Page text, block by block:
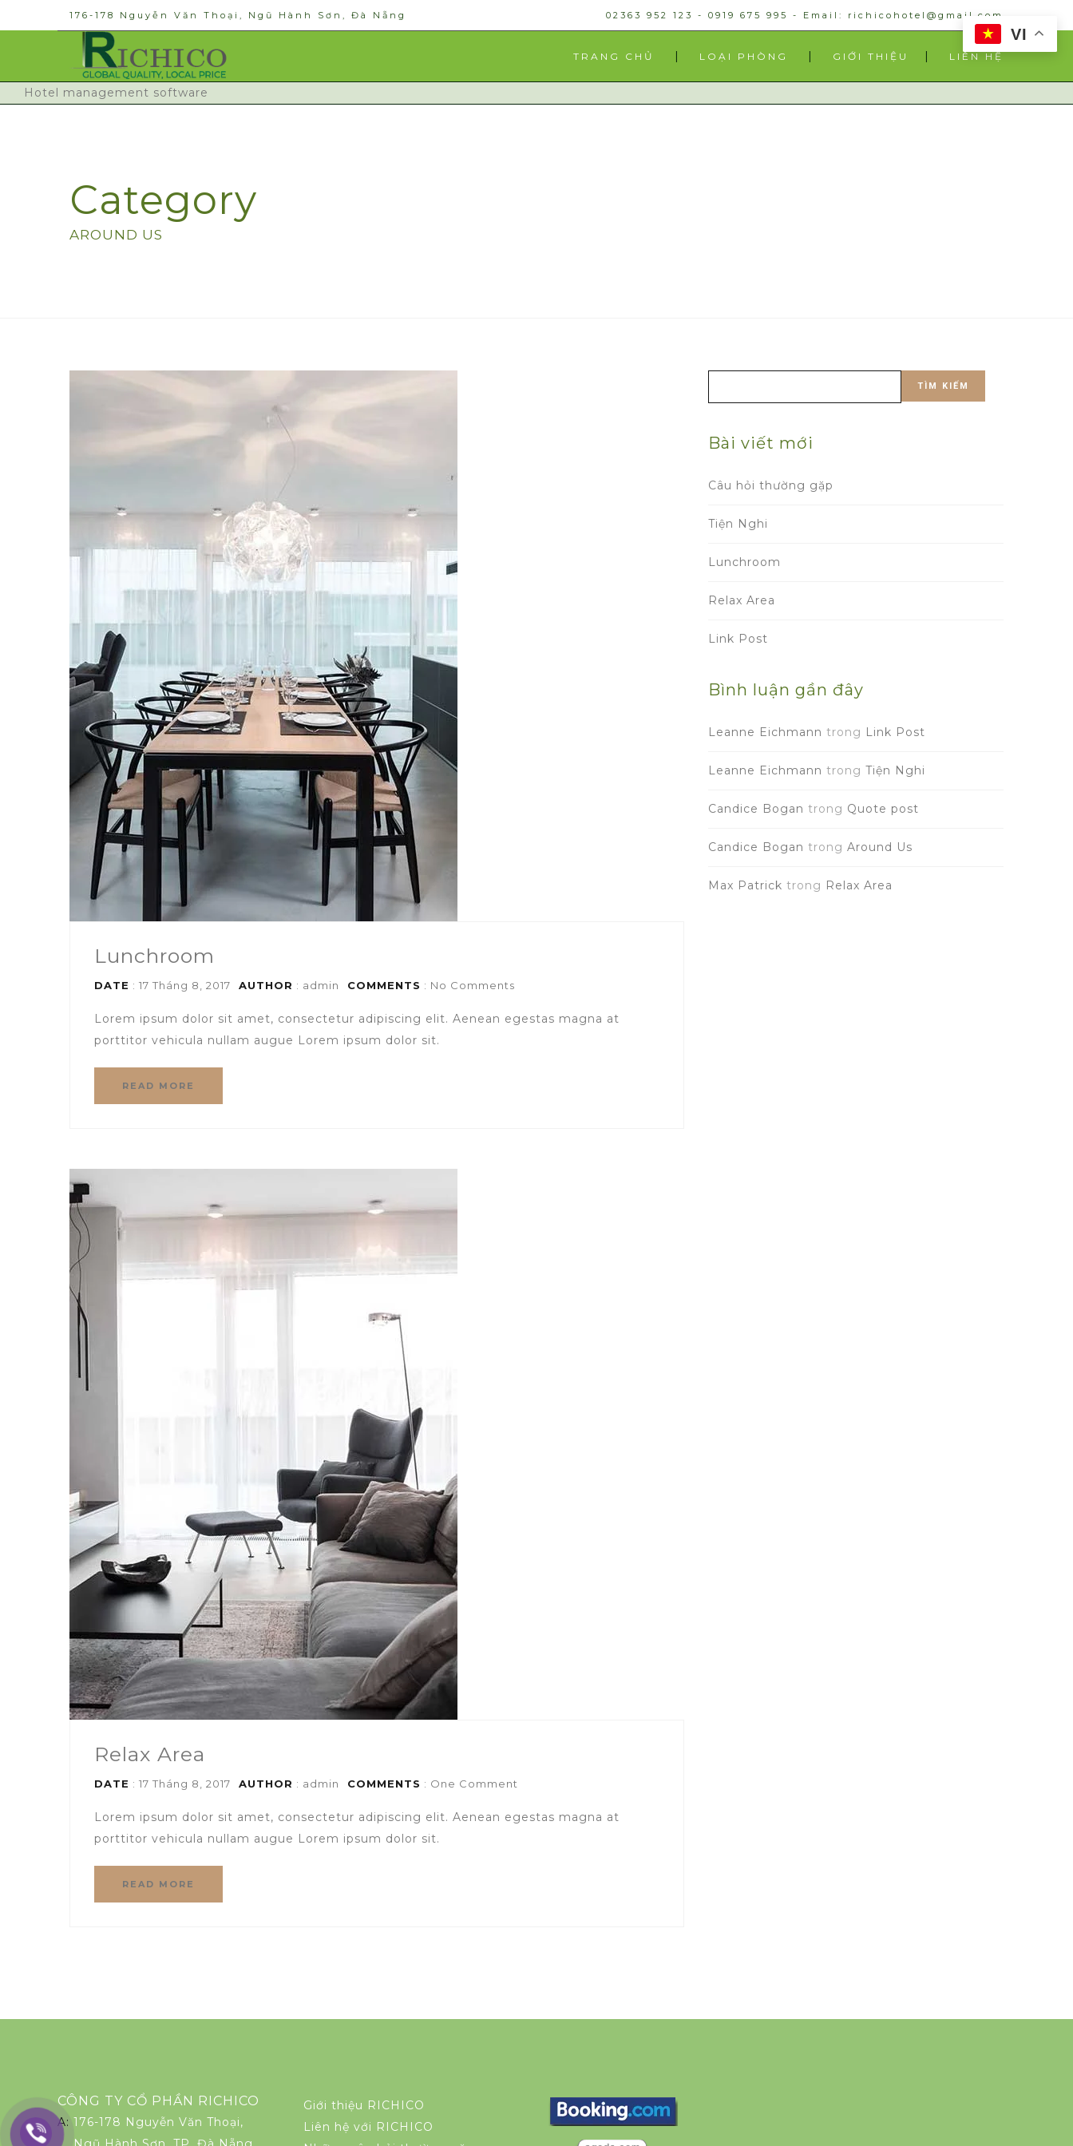
176-178 Nguyễn Văn Thoại, Ngũ Hành Sơn, Đà Nẵng 02363 952 123 - 0919 675 995 - Email: richicohotel@gmail.com
TRANG CHỦ LOẠI PHÒNG GIỚI THIỆU LIÊN HỆ
Hotel management software
Category
AROUND US
Lunchroom
DATE : 17 Tháng 8, 2017 AUTHOR : admin COMMENTS : No Comments
Lorem ipsum dolor sit amet, consectetur adipiscing elit. Aenean egestas magna at
porttitor vehicula nullam augue Lorem ipsum dolor sit.
READ MORE
Relax Area
DATE : 17 Tháng 8, 2017 AUTHOR : admin COMMENTS : One Comment
Lorem ipsum dolor sit amet, consectetur adipiscing elit. Aenean egestas magna at
porttitor vehicula nullam augue Lorem ipsum dolor sit.
READ MORE
kiếm
Bài viết mới
Câu hỏi thường gặp
Tiện Nghi
Lunchroom
Relax Area
Link Post
Bình luận gần đây
Leanne Eichmann trong Link Post
Leanne Eichmann trong Tiện Nghi
Candice Bogan trong Quote post
Candice Bogan trong Around Us
Max Patrick trong Relax Area
CÔNG TY CỔ PHẦN RICHICO
A: 176-178 Nguyễn Văn Thoại,
Giới thiệu RICHICO
Liên hệ với RICHICO
VI